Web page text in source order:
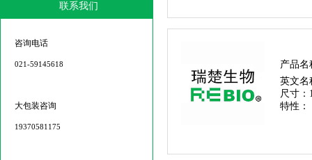
联系我们
咨询电话
021-59145618
大包装咨询
19370581175
产品名
英文名
尺寸：
特性：